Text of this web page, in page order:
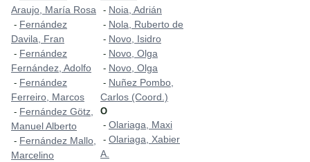
Araujo, María Rosa
- Fernández
Davila, Fran
- Fernández
Fernández, Adolfo
- Fernández
Ferreiro, Marcos
- Fernández Götz,
Manuel Alberto
- Fernández Mallo,
Marcelino
- Noia, Adrián
- Nola, Ruberto de
- Novo, Isidro
- Novo, Olga
- Novo, Olga
- Nuñez Pombo,
Carlos (Coord.)
O
- Olariaga, Maxi
- Olariaga, Xabier
A.